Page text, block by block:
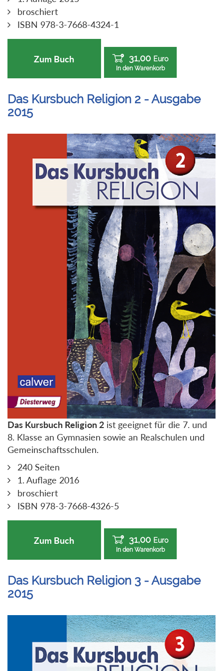
broschiert
ISBN 978-3-7668-4324-1
Zum Buch 31,00 Euro
In den Warenkorb
Das Kursbuch Religion 2 - Ausgabe
2015
Das Kursbuch Religion 2 ist geeignet für die 7. und
8. Klasse an Gymnasien sowie an Realschulen und
Gemeinschaftsschulen.
240 Seiten
1. Auflage 2016
broschiert
ISBN 978-3-7668-4326-5
Zum Buch 31,00 Euro
In den Warenkorb
Das Kursbuch Religion 3 - Ausgabe
2015